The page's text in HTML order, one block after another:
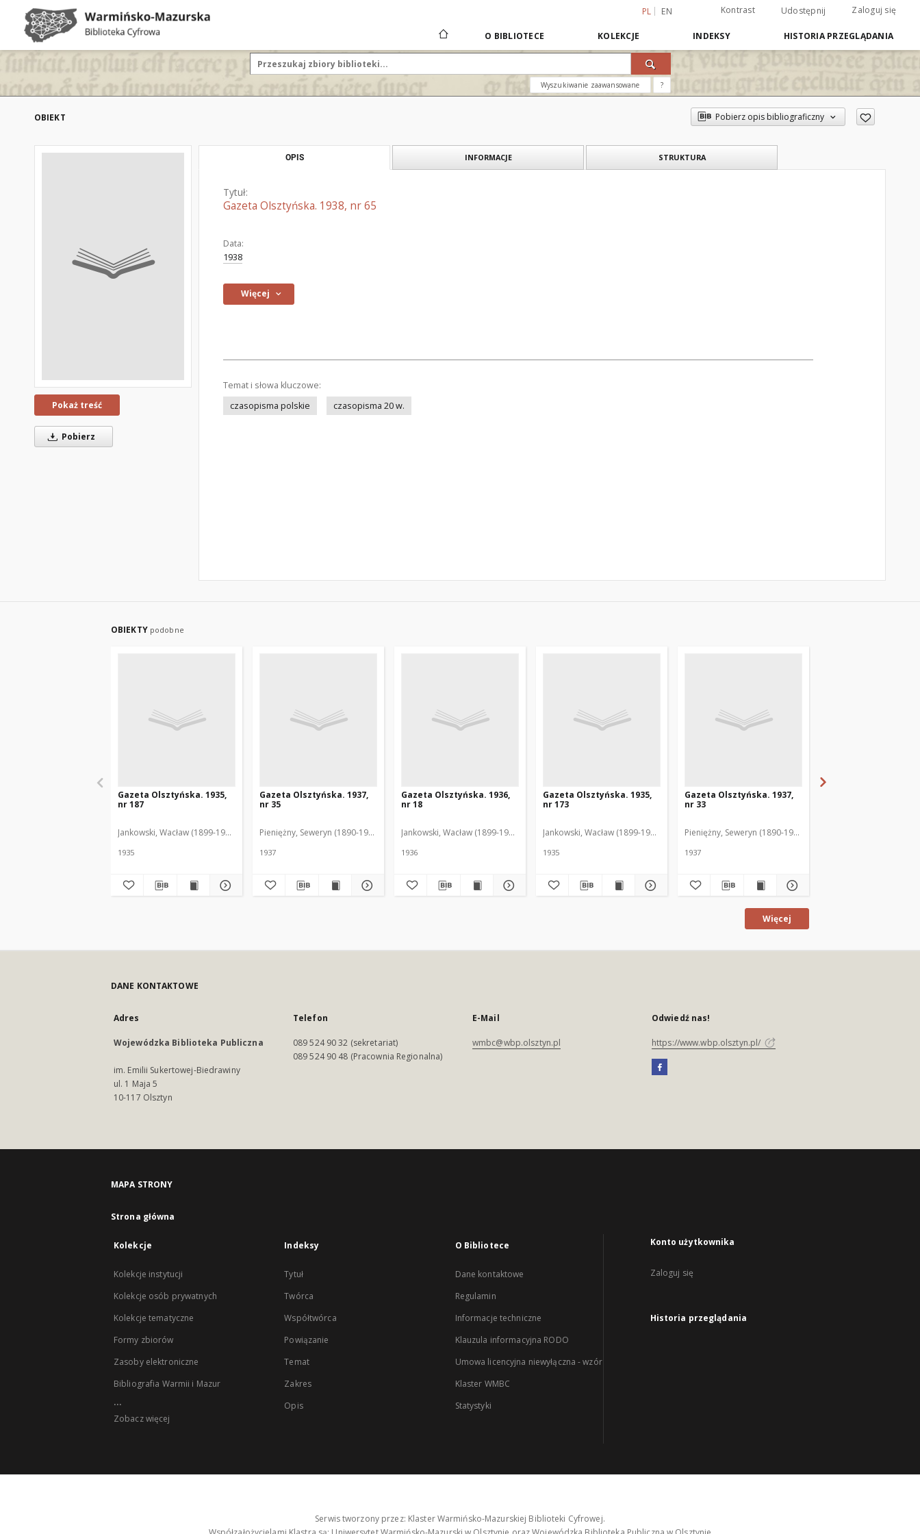
PL EN Kontrast Udostępnij Zaloguj się
O BIBLIOTECE KOLEKCJE INDEKSY HISTORIA PRZEGLĄDANIA
Wyszukiwanie zaawansowane ?
OBIEKT Pobierz opis bibliograficzny
Pokaż treść
Pobierz
OPIS INFORMACJE STRUKTURA
Tytuł:
Gazeta Olsztyńska. 1938, nr 65
Data:
1938
Więcej
Temat i słowa kluczowe:
czasopisma polskie
czasopisma 20 w.
OBIEKTY podobne
Gazeta Olsztyńska. 1935,
nr 187
Jankowski, Wacław (1899-1975). Red.
1935
Gazeta Olsztyńska. 1937,
nr 35
Pieniężny, Seweryn (1890-1940). Red.
1937
Gazeta Olsztyńska. 1936,
nr 18
Jankowski, Wacław (1899-1975). Red.
1936
Gazeta Olsztyńska. 1935,
nr 173
Jankowski, Wacław (1899-1975). Red.
1935
Gazeta Olsztyńska. 1937,
nr 33
Pieniężny, Seweryn (1890-1940). Red.
1937
Więcej
DANE KONTAKTOWE
Adres
Wojewódzka Biblioteka Publiczna
im. Emilii Sukertowej-Biedrawiny
ul. 1 Maja 5
10-117 Olsztyn
Telefon
089 524 90 32 (sekretariat)
089 524 90 48 (Pracownia Regionalna)
E-Mail
wmbc@wbp.olsztyn.pl
Odwiedź nas!
https://www.wbp.olsztyn.pl/
MAPA STRONY
Strona główna
Kolekcje
Kolekcje instytucji
Kolekcje osób prywatnych
Kolekcje tematyczne
Formy zbiorów
Zasoby elektroniczne
Bibliografia Warmii i Mazur
...
Zobacz więcej
Indeksy
Tytuł
Twórca
Współtwórca
Powiązanie
Temat
Zakres
Opis
O Bibliotece
Dane kontaktowe
Regulamin
Informacje techniczne
Klauzula informacyjna RODO
Umowa licencyjna niewyłączna - wzór
Klaster WMBC
Statystyki
Konto użytkownika
Zaloguj się
Historia przeglądania
Serwis tworzony przez: Klaster Warmińsko-Mazurskiej Biblioteki Cyfrowej.